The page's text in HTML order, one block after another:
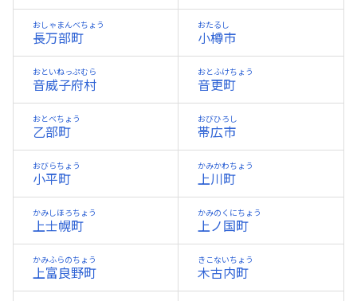
長万部町
おしゃまんべちょう
小樽市
おたるし
音威子府村
おといねっぷむら
音更町
おとふけちょう
乙部町
おとべちょう
帯広市
おびひろし
小平町
おびらちょう
上川町
かみかわちょう
上士幌町
かみしほろちょう
上ノ国町
かみのくにちょう
上富良野町
かみふらのちょう
木古内町
きこないちょう